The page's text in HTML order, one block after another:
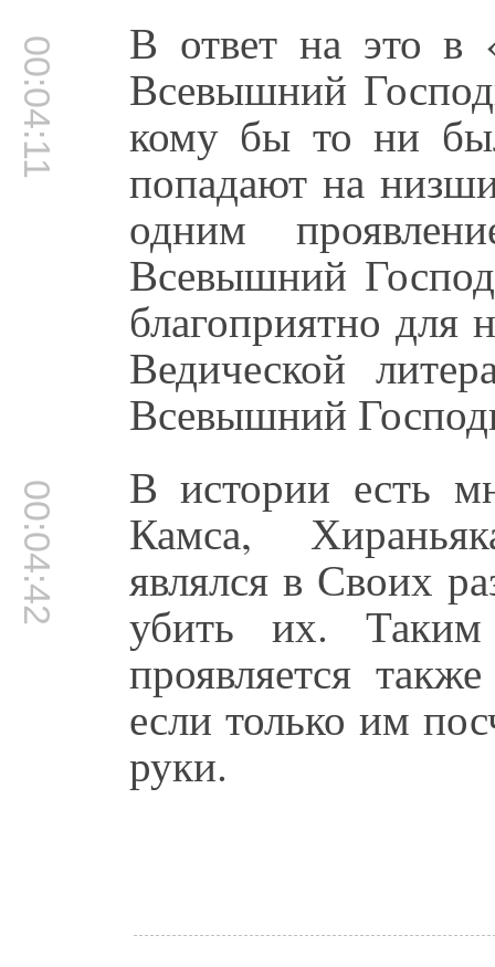
00:04:11 В ответ на это в
Всевышний
кому бы то ни
попадают на
одним
Всевышний
благоприятно для
Ведической
Всевышний
00:04:42 В истории есть
Камса,
являлся в Своих
убить их. Таким
проявляется
если только им
руки.